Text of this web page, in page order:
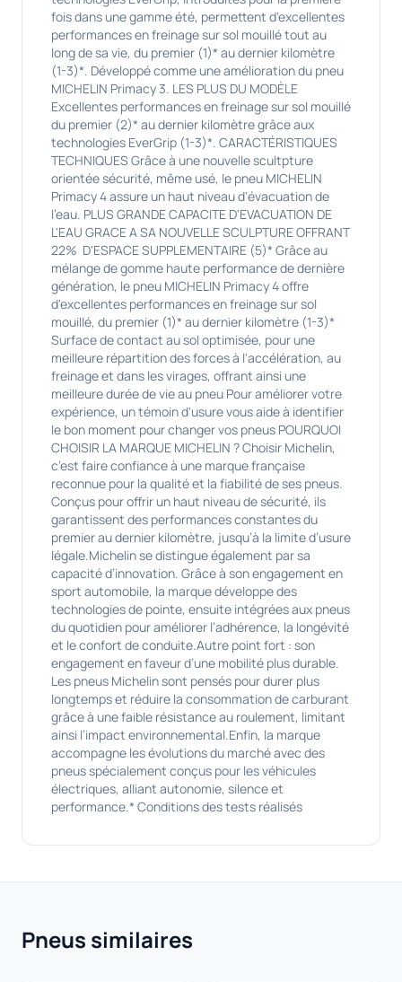
fois dans une gamme été, permettent d'excellentes
performances en freinage sur sol mouillé tout au
long de sa vie, du premier (1)* au dernier kilomètre
(1-3)*. Développé comme une amélioration du pneu
MICHELIN Primacy 3. LES PLUS DU MODÈLE
Excellentes performances en freinage sur sol mouillé
du premier (2)* au dernier kilomètre grâce aux
technologies EverGrip (1-3)*. CARACTÉRISTIQUES
TECHNIQUES Grâce à une nouvelle scultpture
orientée sécurité, même usé, le pneu MICHELIN
Primacy 4 assure un haut niveau d'évacuation de
l'eau. PLUS GRANDE CAPACITE D'EVACUATION DE
L'EAU GRACE A SA NOUVELLE SCULPTURE OFFRANT
22% D'ESPACE SUPPLEMENTAIRE (5)* Grâce au
mélange de gomme haute performance de dernière
génération, le pneu MICHELIN Primacy 4 offre
d'excellentes performances en freinage sur sol
mouillé, du premier (1)* au dernier kilomètre (1-3)*
Surface de contact au sol optimisée, pour une
meilleure répartition des forces à l'accélération, au
freinage et dans les virages, offrant ainsi une
meilleure durée de vie au pneu Pour améliorer votre
expérience, un témoin d'usure vous aide à identifier
le bon moment pour changer vos pneus POURQUOI
CHOISIR LA MARQUE MICHELIN ? Choisir Michelin,
c’est faire confiance à une marque française
reconnue pour la qualité et la fiabilité de ses pneus.
Conçus pour offrir un haut niveau de sécurité, ils
garantissent des performances constantes du
premier au dernier kilomètre, jusqu’à la limite d’usure
légale.Michelin se distingue également par sa
capacité d’innovation. Grâce à son engagement en
sport automobile, la marque développe des
technologies de pointe, ensuite intégrées aux pneus
du quotidien pour améliorer l’adhérence, la longévité
et le confort de conduite.Autre point fort : son
engagement en faveur d’une mobilité plus durable.
Les pneus Michelin sont pensés pour durer plus
longtemps et réduire la consommation de carburant
grâce à une faible résistance au roulement, limitant
ainsi l’impact environnemental.Enfin, la marque
accompagne les évolutions du marché avec des
pneus spécialement conçus pour les véhicules
électriques, alliant autonomie, silence et
performance.* Conditions des tests réalisés
Pneus similaires